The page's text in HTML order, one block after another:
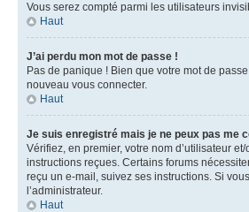
Vous serez compté parmi les utilisateurs
Haut
J’ai perdu mon mot de passe !
Pas de panique ! Bien que votre mot de
nouveau vous connecter.
Haut
Je suis enregistré mais je ne peux pas me
Vérifiez, en premier, votre nom d’utilisateur
instructions reçues. Certains forums
reçu un e-mail, suivez ses instructions. Si
l’administrateur.
Haut